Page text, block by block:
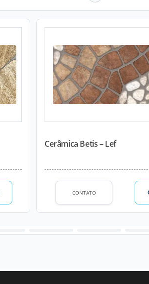
Cerâmica Betis – Lef
CONTATO